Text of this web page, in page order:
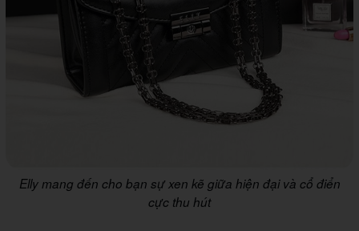
Elly mang đến cho bạn sự xen kẽ giữa hiện đại và cổ điển
cực thu hút